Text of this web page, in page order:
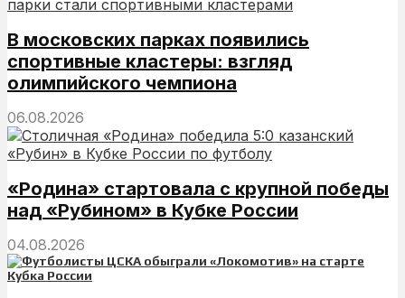
В московских парках появились
спортивные кластеры: взгляд
олимпийского чемпиона
06.08.2026
«Родина» стартовала с крупной победы
над «Рубином» в Кубке России
04.08.2026